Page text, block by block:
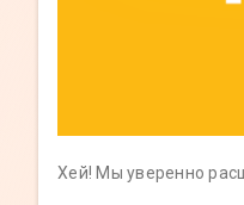
Хей! Мы уверенно